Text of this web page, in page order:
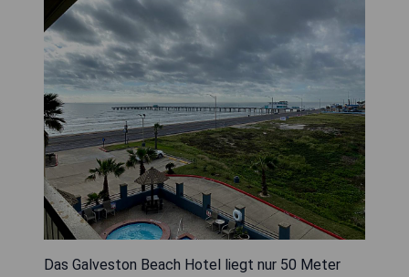
Das Galveston Beach Hotel liegt nur 50 Meter